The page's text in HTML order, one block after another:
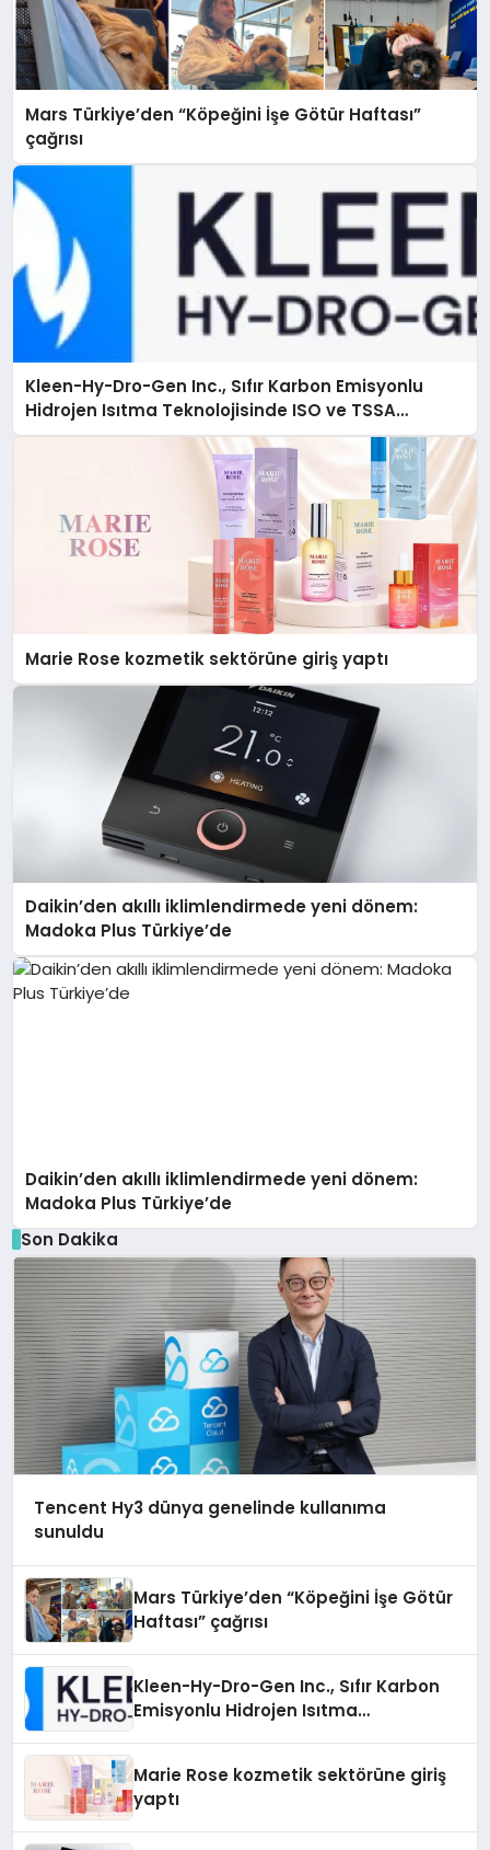
Mars Türkiye’den “Köpeğini İşe Götür Haftası”
çağrısı
Kleen-Hy-Dro-Gen Inc., Sıfır Karbon Emisyonlu
Hidrojen Isıtma Teknolojisinde ISO ve TSSA
Düzenleyici Onaylarını Aldı
Marie Rose kozmetik sektörüne giriş yaptı
Daikin’den akıllı iklimlendirmede yeni dönem:
Madoka Plus Türkiye’de
Daikin’den akıllı iklimlendirmede yeni dönem:
Madoka Plus Türkiye’de
Son Dakika
Tencent Hy3 dünya genelinde kullanıma
sunuldu
Mars Türkiye’den “Köpeğini İşe Götür
Haftası” çağrısı
Kleen-Hy-Dro-Gen Inc., Sıfır Karbon
Emisyonlu Hidrojen Isıtma
Marie Rose kozmetik sektörüne giriş
yaptı